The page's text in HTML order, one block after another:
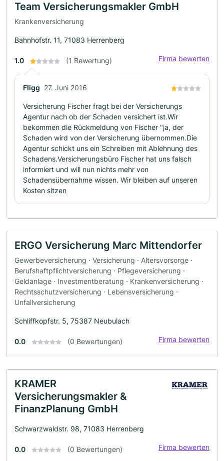
Team Versicherungsmakler GmbH
Krankenversicherung
Bahnhofstr. 11, 71083 Herrenberg
1.0 (1 Bewertung) Firma bewerten
FIigg 27. Juni 2016
Versicherung Fischer fragt bei der Versicherungs
Agentur nach ob der Schaden versichert ist.Wir
bekommen die Rückmeldung von Fischer "ja, der
Schaden wird von der Versicherung übernommen.Die
Agentur schickt uns ein Schreiben mit Ablehnung des
Schadens.Versicherungsbüro Fischer hat uns falsch
informiert und will nun nichts mehr von
Schadensübernahme wissen. Wir bleiben auf unseren
Kosten sitzen
ERGO Versicherung Marc Mittendorfer
Gewerbeversicherung · Versicherung · Altersvorsorge ·
Berufshaftpflichtversicherung · Pflegeversicherung ·
Geldanlage · Investmentberatung · Krankenversicherung ·
Rechtsschutzversicherung · Lebensversicherung ·
Unfallversicherung
Schliffkopfstr. 5, 75387 Neubulach
0.0 (0 Bewertungen) Firma bewerten
KRAMER
Versicherungsmakler &
FinanzPlanung GmbH
Schwarzwaldstr. 98, 71083 Herrenberg
0.0 (0 Bewertungen) Firma bewerten